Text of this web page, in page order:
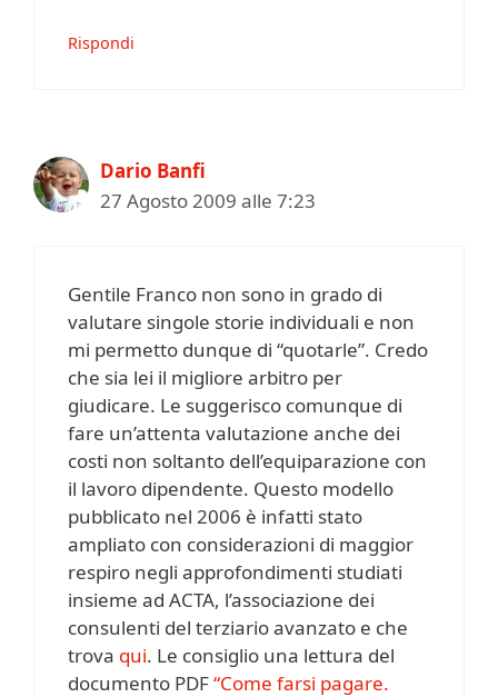
Rispondi
Dario Banfi
27 Agosto 2009 alle 7:23
Gentile Franco non sono in grado di
valutare singole storie individuali e non
mi permetto dunque di “quotarle”. Credo
che sia lei il migliore arbitro per
giudicare. Le suggerisco comunque di
fare un’attenta valutazione anche dei
costi non soltanto dell’equiparazione con
il lavoro dipendente. Questo modello
pubblicato nel 2006 è infatti stato
ampliato con considerazioni di maggior
respiro negli approfondimenti studiati
insieme ad ACTA, l’associazione dei
consulenti del terziario avanzato e che
trova qui. Le consiglio una lettura del
documento PDF“Come farsi pagare.